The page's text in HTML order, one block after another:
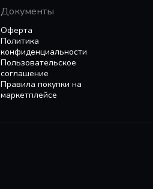
Документы
Оферта
Политика
конфиденциальности
Пользовательское
соглашение
Правила покупки на
маркетплейсе